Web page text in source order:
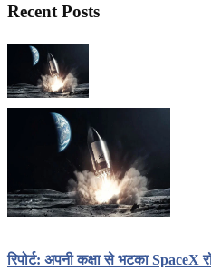
Recent Posts
रिपोर्ट: अपनी कक्षा से भटका